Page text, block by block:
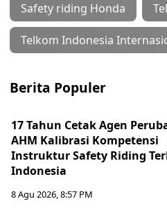
Safety riding Honda
Telkom Indonesia
Berita Populer
17 Tahun Cetak Agen
AHM Kalibrasi Kompetensi
Instruktur Safety Riding
Indonesia
8 Agu 2026, 8:57 PM